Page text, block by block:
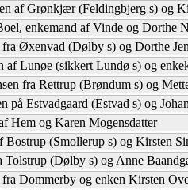
af Grønkjær (Feldingbjerg s) og
enkemand af Vinde og Dorthe
fra Øxenvad (Dølby s) og Dorthe
af Lunøe (sikkert Lundø s) og
fra Rettrup (Brøndum s) og
på Estvadgaard (Estvad s) og
Hem og Karen Mogensdatter
Bostrup (Smollerup s) og Kirsten
Tolstrup (Dølby s) og Anne
Dommerby og enken Kirsten